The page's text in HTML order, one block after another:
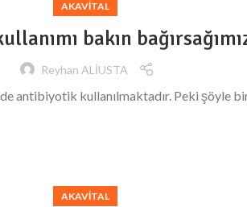
AKAVITAL
bakın
Reyhan ALİUSTA
antibiyotik kullanılmaktadır. Peki şöyle
AKAVITAL